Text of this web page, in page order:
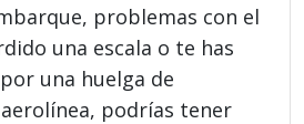
problemas con el
una escala o te has
una huelga de
podrías tener